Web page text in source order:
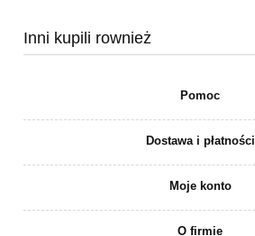
Inni kupili rownież
Pomoc
Dostawa i płatności
Moje konto
O firmie